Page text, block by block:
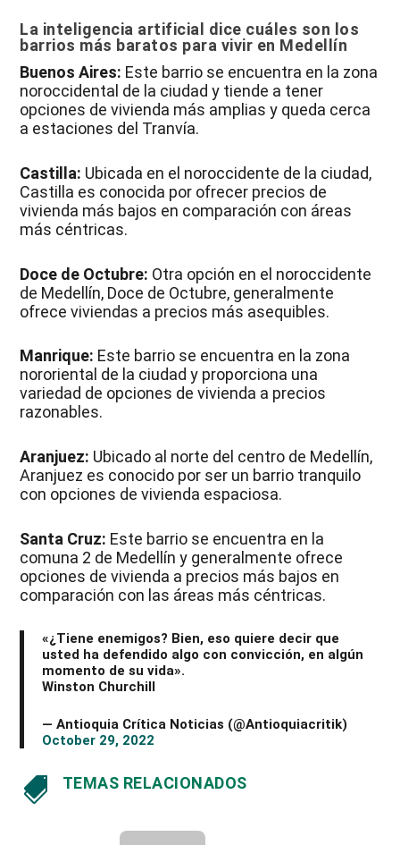
La inteligencia artificial dice cuáles son los
barrios más baratos para vivir en Medellín
Buenos Aires: Este barrio se encuentra en la zona
noroccidental de la ciudad y tiende a tener
opciones de vivienda más amplias y queda cerca
a estaciones del Tranvía.
Castilla: Ubicada en el noroccidente de la ciudad,
Castilla es conocida por ofrecer precios de
vivienda más bajos en comparación con áreas
más céntricas.
Doce de Octubre: Otra opción en el noroccidente
de Medellín, Doce de Octubre, generalmente
ofrece viviendas a precios más asequibles.
Manrique: Este barrio se encuentra en la zona
nororiental de la ciudad y proporciona una
variedad de opciones de vivienda a precios
razonables.
Aranjuez: Ubicado al norte del centro de Medellín,
Aranjuez es conocido por ser un barrio tranquilo
con opciones de vivienda espaciosa.
Santa Cruz: Este barrio se encuentra en la
comuna 2 de Medellín y generalmente ofrece
opciones de vivienda a precios más bajos en
comparación con las áreas más céntricas.
«¿Tiene enemigos? Bien, eso quiere decir que
usted ha defendido algo con convicción, en algún
momento de su vida».
Winston Churchill
— Antioquia Crítica Noticias (@Antioquiacritik)
October 29, 2022
 TEMAS RELACIONADOS